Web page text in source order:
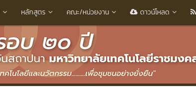
หลักสูตร คณะ/หน่วยงาน ดาวน์โหลด